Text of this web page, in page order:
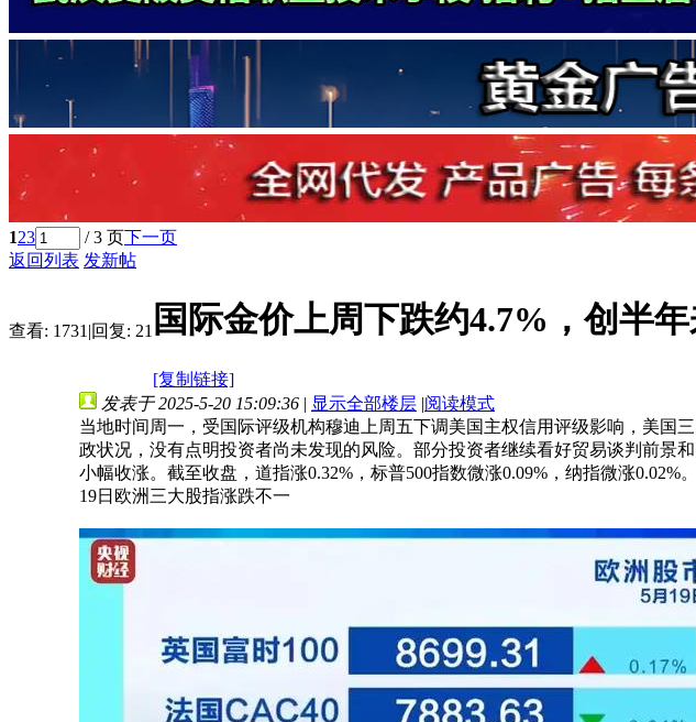
123 / 3 页下一页
返回列表 发新帖
查看: 1731 |回复: 21 国际金价上周下跌约4.7%，创半
[复制链接]
发表于 2025-5-20 15:09:36 | 显示全部楼层 |阅读模式
当地时间周一，受国际评级机构穆迪上周五下调美国主权信用评级影响，美国
政状况，没有点明投资者尚未发现的风险。部分投资者继续看好贸易谈判前景
小幅收涨。截至收盘，道指涨0.32%，标普500指数微涨0.09%，纳指微涨0.02%。
19日欧洲三大股指涨跌不一